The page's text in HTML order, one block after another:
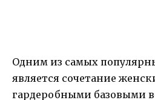
Одним из самых
является сочетание
гардеробными базовыми